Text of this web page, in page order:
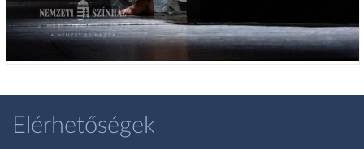
Elérhetőségek